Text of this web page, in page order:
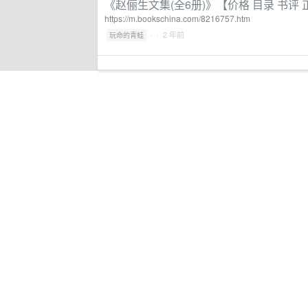
《赵俪生文集(全6册)》【价格 目录 书评
https://m.bookschina.com/8216757.htm
玩命的青蛙 · · 2 年前